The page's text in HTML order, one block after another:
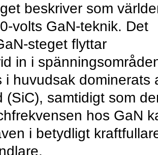
beskriver som
volts GaN-teknik. Det
steget flyttar
in i
i huvudsak dominerats
(SiC), samtidigt som
hos GaN
i betydligt